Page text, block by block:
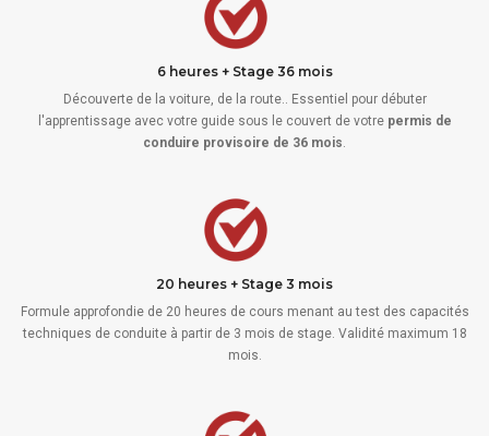
6 heures + Stage 36 mois
Découverte de la voiture, de la route.. Essentiel pour débuter
l'apprentissage avec votre guide sous le couvert de votre permis de
conduire provisoire de 36 mois.
20 heures + Stage 3 mois
Formule approfondie de 20 heures de cours menant au test des capacités
techniques de conduite à partir de 3 mois de stage. Validité maximum 18
mois.